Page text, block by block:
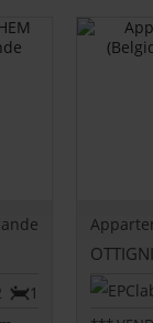
1